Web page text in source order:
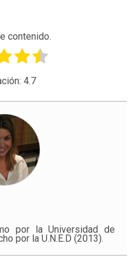
contenido.
4.7
por la Universidad de
por la U.N.E.D (2013).